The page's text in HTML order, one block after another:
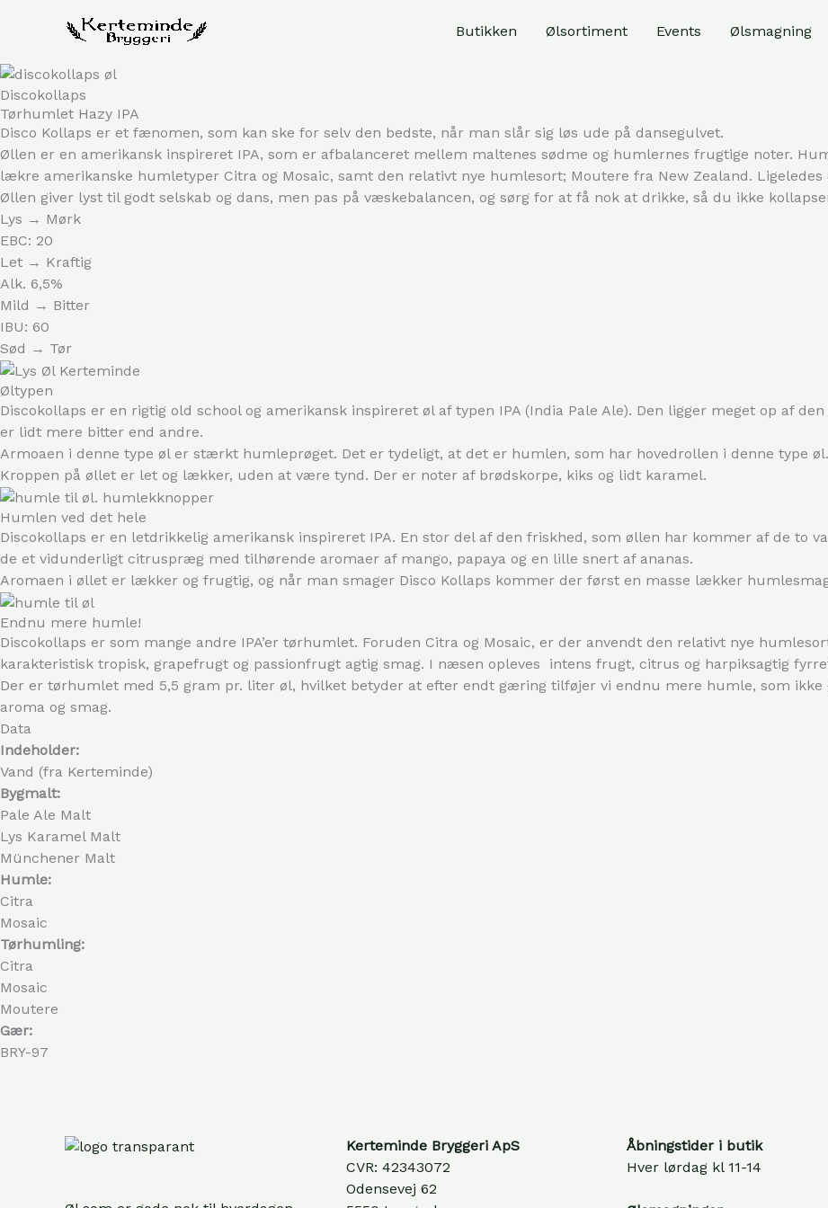
Butikken Ølsortiment Events Ølsmagning
Discokollaps
Tørhumlet Hazy IPA
Disco Kollaps er et fænomen, som kan ske for selv den bedste, når man slår sig løs ude på dansegulvet.
Øllen er en amerikansk inspireret IPA, som er afbalanceret mellem maltenes sødme og humlernes frugtige noter.
lækre amerikanske humletyper Citra og Mosaic, samt den relativt nye humlesort; Moutere fra New Zealand.
Øllen giver lyst til godt selskab og dans, men pas på væskebalancen, og sørg for at få nok at drikke, så du ikke
Lys → Mørk
EBC: 20
Let → Kraftig
Alk. 6,5%
Mild → Bitter
IBU: 60
Sød → Tør
Øltypen
Discokollaps er en rigtig old school og amerikansk inspireret øl af typen IPA (India Pale Ale). Den ligger meget op af
er lidt mere bitter end andre.
Armoaen i denne type øl er stærkt humleprøget. Det er tydeligt, at det er humlen, som har hovedrollen i denne type øl.
Kroppen på øllet er let og lækker, uden at være tynd. Der er noter af brødskorpe, kiks og lidt karamel.
Humlen ved det hele
Discokollaps er en letdrikkelig amerikansk inspireret IPA. En stor del af den friskhed, som øllen har kommer af de to
de et vidunderligt citruspræg med tilhørende aromaer af mango, papaya og en lille snert af ananas.
Aromaen i øllet er lækker og frugtig, og når man smager Disco Kollaps kommer der først en masse lækker
Endnu mere humle!
Discokollaps er som mange andre IPA’er tørhumlet. Foruden Citra og Mosaic, er der anvendt den relativt nye
karakteristisk tropisk, grapefrugt og passionfrugt agtig smag. I næsen opleves intens frugt, citrus og harpiksagtig
Der er tørhumlet med 5,5 gram pr. liter øl, hvilket betyder at efter endt gæring tilføjer vi endnu mere humle, som
aroma og smag.
Data
Indeholder:
Vand (fra Kerteminde)
Bygmalt:
Pale Ale Malt
Lys Karamel Malt
Münchener Malt
Humle:
Citra
Mosaic
Tørhumling:
Citra
Mosaic
Moutere
Gær:
BRY-97
Kerteminde Bryggeri ApS
CVR: 42343072
Odensevej 62
Åbningstider i butik
Hver lørdag kl 11-14